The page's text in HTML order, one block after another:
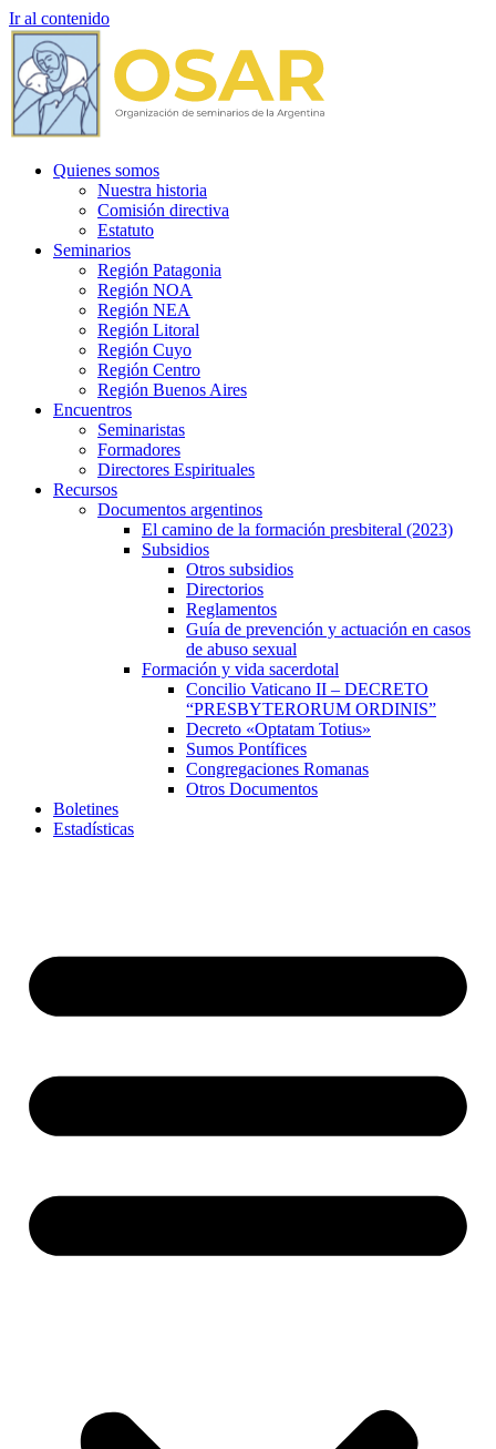
Ir al contenido
Quienes somos
Nuestra historia
Comisión directiva
Estatuto
Seminarios
Región Patagonia
Región NOA
Región NEA
Región Litoral
Región Cuyo
Región Centro
Región Buenos Aires
Encuentros
Seminaristas
Formadores
Directores Espirituales
Recursos
Documentos argentinos
El camino de la formación presbiteral (2023)
Subsidios
Otros subsidios
Directorios
Reglamentos
Guía de prevención y actuación en casos
de abuso sexual
Formación y vida sacerdotal
Concilio Vaticano II – DECRETO
“PRESBYTERORUM ORDINIS”
Decreto «Optatam Totius»
Sumos Pontífices
Congregaciones Romanas
Otros Documentos
Boletines
Estadísticas